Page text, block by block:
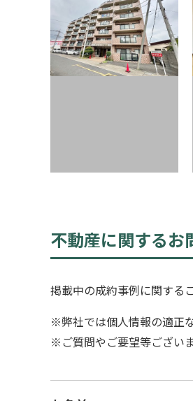
不動産に関するお
掲載中の成約事例に関する
※弊社では個人情報の適正
※ご質問やご要望等ござい